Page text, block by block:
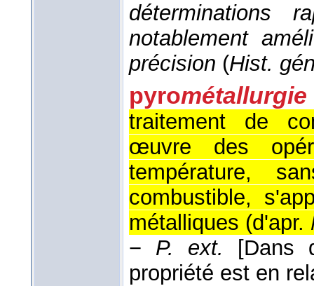
déterminations
notablement
précision (Hist.
pyrométallurgie
traitement de
œuvre des
température,
combustible,
métalliques (d'apr.
− P. ext.
[Dans
propriété est en